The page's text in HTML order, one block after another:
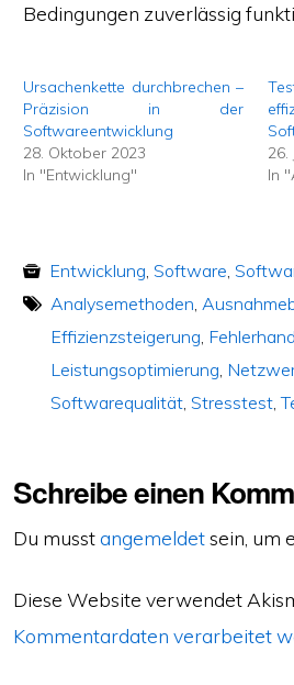
Bedingungen zuverlässig
Ursachenkette durchbrechen –
Präzision in der
Softwareentwicklung
28. Oktober 2023
In "Entwicklung"
26.
In
Entwicklung,Software,
Analysemethoden,
Effizienzsteigerung,
Leistungsoptimierung,
Softwarequalität,Stresstest,
Schreibe einen
Du musstangemeldetsein, um
Diese Website verwendet
Kommentardaten verarbeitet